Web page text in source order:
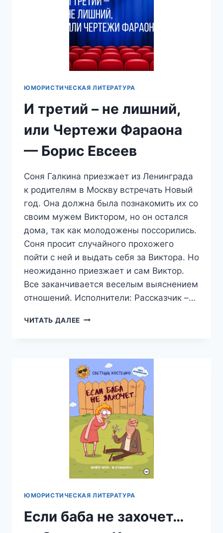
АНДРЕЙ
МАКАРОВ
ЮМОРИСТИЧЕСКАЯ ЛИТЕРАТУРА
И третий – не лишний,
или Чертежи Фараона
— Борис Евсеев
Соня Галкина приезжает из Ленинграда
к родителям в Москву встречать Новый
год. Она должна была познакомить их со
своим мужем Виктором, но он остался
дома, так как молодожены поссорились.
Соня просит случайного прохожего
пойти с ней и выдать себя за Виктора. Но
неожиданно приезжает и сам Виктор.
Все заканчивается веселым выяснением
отношений. Исполнители: Рассказчик –…
ЧИТАТЬ ДАЛЕЕ И
ЛИШНИЙ,
ИЛИ
ЧЕРТЕЖИ
ФАРАОНА
—
БОРИС
ЕВСЕЕВ
ЮМОРИСТИЧЕСКАЯ ЛИТЕРАТУРА
Если баба не захочет…